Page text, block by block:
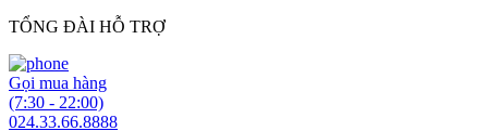
TỔNG ĐÀI HỖ TRỢ
Gọi mua hàng
(7:30 - 22:00)
024.33.66.8888